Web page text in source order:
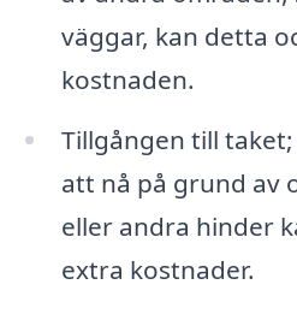
väggar, kan detta
kostnaden.
Tillgången till
att nå på grund av
eller andra hinder
extra kostnader.